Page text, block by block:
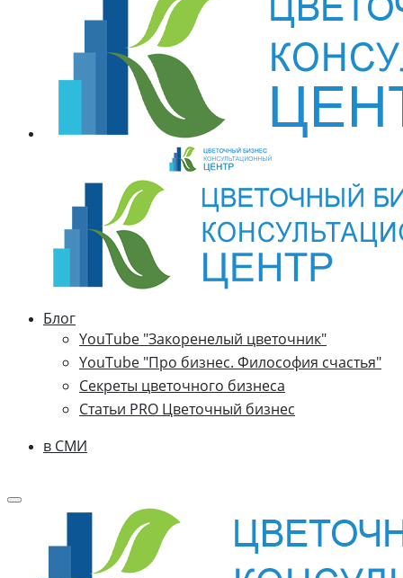
Блог
YouTube "Закоренелый цветочник"
YouTube "Про бизнес. Философия счастья"
Секреты цветочного бизнеса
Статьи PRO Цветочный бизнес
в СМИ